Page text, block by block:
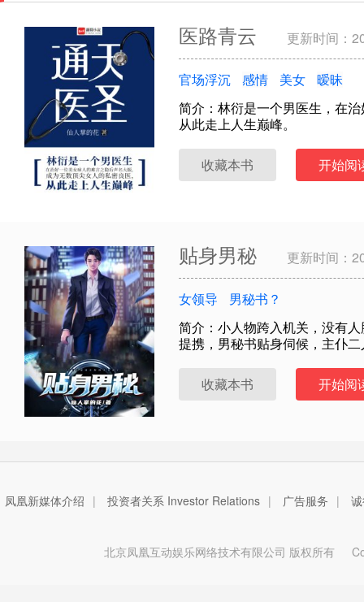
医路青云 更新时间：
官场浮沉 感情 美女
暧昧
简介：林衍是一个男医生，在
从此走上人生巅峰。
收藏本书 开始阅
贴身男秘 更新时间：
女领导
男秘书？
简介：小人物跨入机关，没有
提携，男秘书贴身伺候，主仆
收藏本书 开始阅
凤凰新媒体介绍 | 投资者关系 Investor Relations | 广告服务 |
北京凤凰互动娱乐网络技术有限公司 版权所有